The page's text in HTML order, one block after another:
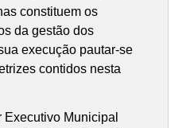
constituem os
da gestão dos
execução pautar-se
contidos nesta
Executivo Municipal